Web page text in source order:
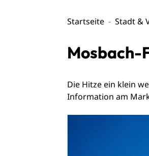
Startseite Stadt &
Mosbach-
Die Hitze ein klein
Information am